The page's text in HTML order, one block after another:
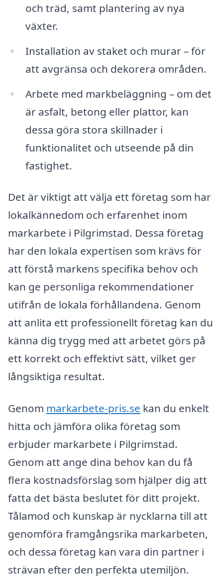
och träd, samt plantering av nya
växter.
Installation av staket och murar – för
att avgränsa och dekorera områden.
Arbete med markbeläggning – om det
är asfalt, betong eller plattor, kan
dessa göra stora skillnader i
funktionalitet och utseende på din
fastighet.
Det är viktigt att välja ett företag som har
lokalkännedom och erfarenhet inom
markarbete i Pilgrimstad. Dessa företag
har den lokala expertisen som krävs för
att förstå markens specifika behov och
kan ge personliga rekommendationer
utifrån de lokala förhållandena. Genom
att anlita ett professionellt företag kan du
känna dig trygg med att arbetet görs på
ett korrekt och effektivt sätt, vilket ger
långsiktiga resultat.
Genom markarbete-pris.se kan du enkelt
hitta och jämföra olika företag som
erbjuder markarbete i Pilgrimstad.
Genom att ange dina behov kan du få
flera kostnadsförslag som hjälper dig att
fatta det bästa beslutet för ditt projekt.
Tålamod och kunskap är nycklarna till att
genomföra framgångsrika markarbeten,
och dessa företag kan vara din partner i
strävan efter den perfekta utemiljön.